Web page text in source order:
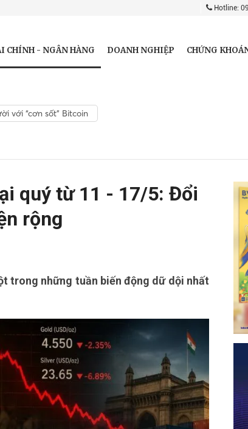
Hotline:
CHÍNH - NGÂN HÀNG DOANH NGHIỆP CHỨNG
với “cơn sốt” Bitcoin
quý từ 11 - 17/5: Đổi
rộng
trong những tuần biến động dữ dội nhất